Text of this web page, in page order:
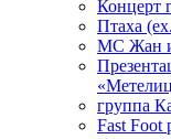
Концерт
Птаха
МС Жан
группа
Fast Foot